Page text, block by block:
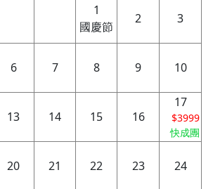
1
國慶節
2 3
6 7 8 9 10
13 14 15 16
17
$3999
快成團
20 21 22 23 24